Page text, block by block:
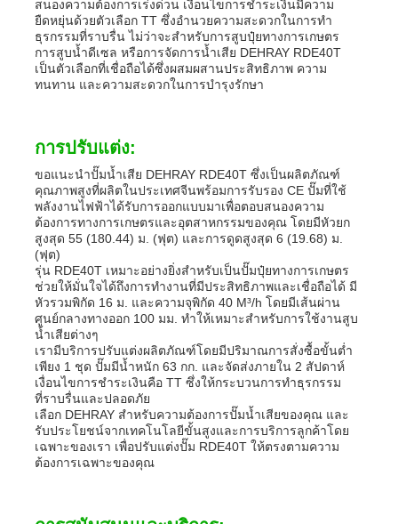
สนองความต้องการเร่งด่วน เงื่อนไขการชำระเงินมีความ
ยืดหยุ่นด้วยตัวเลือก TT ซึ่งอำนวยความสะดวกในการทำ
ธุรกรรมที่ราบรื่น ไม่ว่าจะสำหรับการสูบปุ๋ยทางการเกษตร
การสูบน้ำดีเซล หรือการจัดการน้ำเสีย DEHRAY RDE40T
เป็นตัวเลือกที่เชื่อถือได้ซึ่งผสมผสานประสิทธิภาพ ความ
ทนทาน และความสะดวกในการบำรุงรักษา
การปรับแต่ง:
ขอแนะนำปั๊มน้ำเสีย DEHRAY RDE40T ซึ่งเป็นผลิตภัณฑ์
คุณภาพสูงที่ผลิตในประเทศจีนพร้อมการรับรอง CE ปั๊มที่ใช้
พลังงานไฟฟ้าได้รับการออกแบบมาเพื่อตอบสนองความ
ต้องการทางการเกษตรและอุตสาหกรรมของคุณ โดยมีหัวยก
สูงสุด 55 (180.44) ม. (ฟุต) และการดูดสูงสุด 6 (19.68) ม.
(ฟุต)
รุ่น RDE40T เหมาะอย่างยิ่งสำหรับเป็นปั๊มปุ๋ยทางการเกษตร
ช่วยให้มั่นใจได้ถึงการทำงานที่มีประสิทธิภาพและเชื่อถือได้ มี
หัวรวมพิกัด 16 ม. และความจุพิกัด 40 M³/h โดยมีเส้นผ่าน
ศูนย์กลางทางออก 100 มม. ทำให้เหมาะสำหรับการใช้งานสูบ
น้ำเสียต่างๆ
เรามีบริการปรับแต่งผลิตภัณฑ์โดยมีปริมาณการสั่งซื้อขั้นต่ำ
เพียง 1 ชุด ปั๊มมีน้ำหนัก 63 กก. และจัดส่งภายใน 2 สัปดาห์
เงื่อนไขการชำระเงินคือ TT ซึ่งให้กระบวนการทำธุรกรรม
ที่ราบรื่นและปลอดภัย
เลือก DEHRAY สำหรับความต้องการปั๊มน้ำเสียของคุณ และ
รับประโยชน์จากเทคโนโลยีขั้นสูงและการบริการลูกค้าโดย
เฉพาะของเรา เพื่อปรับแต่งปั๊ม RDE40T ให้ตรงตามความ
ต้องการเฉพาะของคุณ